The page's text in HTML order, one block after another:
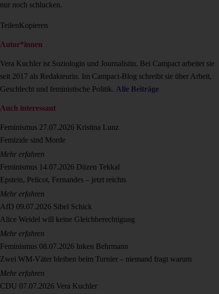
nur noch schlucken.
TeilenKopieren
Autor*innen
Vera Kuchler ist Soziologin und Journalistin. Bei Campact arbeitet sie
seit 2017 als Redakteurin. Im Campact-Blog schreibt sie über Arbeit,
Geschlecht und feministische Politik. Alle Beiträge
Auch interessant
Feminismus 27.07.2026 Kristina Lunz
Femizide sind Morde
Mehr erfahren
Feminismus 14.07.2026 Düzen Tekkal
Epstein, Pelicot, Fernandes – jetzt reichts
Mehr erfahren
AfD 09.07.2026 Sibel Schick
Alice Weidel will keine Gleichberechtigung
Mehr erfahren
Feminismus 08.07.2026 Inken Behrmann
Zwei WM-Väter bleiben beim Turnier – niemand fragt warum
Mehr erfahren
CDU 07.07.2026 Vera Kuchler